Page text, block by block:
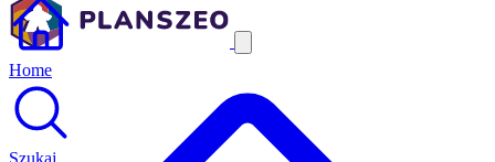
Home
Szukaj